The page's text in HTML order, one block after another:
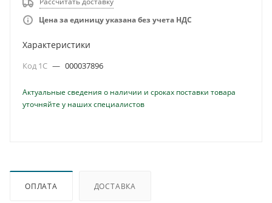
Цена за единицу указана без учета НДС
Характеристики
Код 1С — 000037896
Актуальные сведения о наличии и сроках поставки товара
уточняйте у наших специалистов
ОПЛАТА ДОСТАВКА